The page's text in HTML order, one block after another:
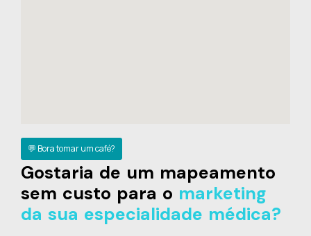
💬 Bora tomar um café?
Gostaria de um mapeamento
sem custo para o marketing
da sua especialidade médica?